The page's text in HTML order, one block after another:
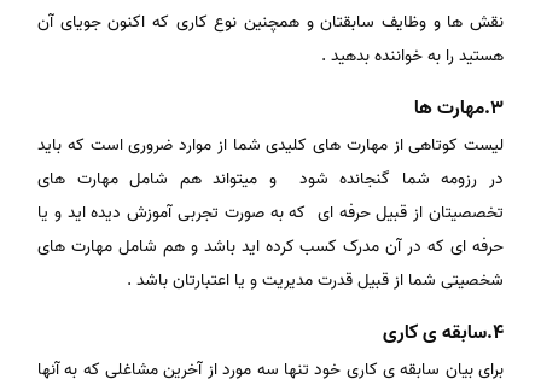
نقش ها و وظایف سابقتان و همچنین نوع کاری که اکنون جویای آن
هستید را به خواننده بدهید .
3.مهارت ها
لیست کوتاهی از مهارت های کلیدی شما از موارد ضروری است که باید
در رزومه شما گنجانده شود و میتواند هم شامل مهارت های
تخصصیتان از قبیل حرفه ای که به صورت تجربی آموزش دیده اید و یا
حرفه ای که در آن مدرک کسب کرده اید باشد و هم شامل مهارت های
شخصیتی شما از قبیل قدرت مدیریت و یا اعتبارتان باشد .
4.سابقه ی کاری
برای بیان سابقه ی کاری خود تنها سه مورد از آخرین مشاغلی که به آنها